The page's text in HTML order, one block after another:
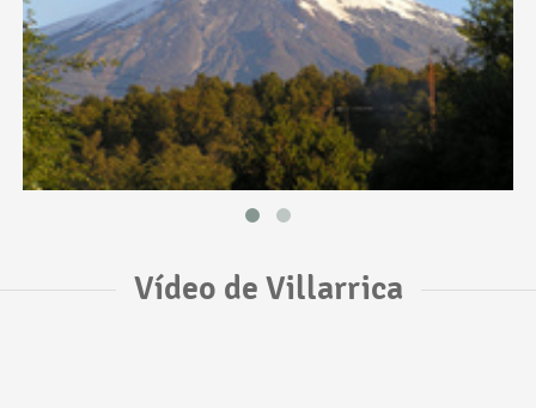
Vídeo de Villarrica